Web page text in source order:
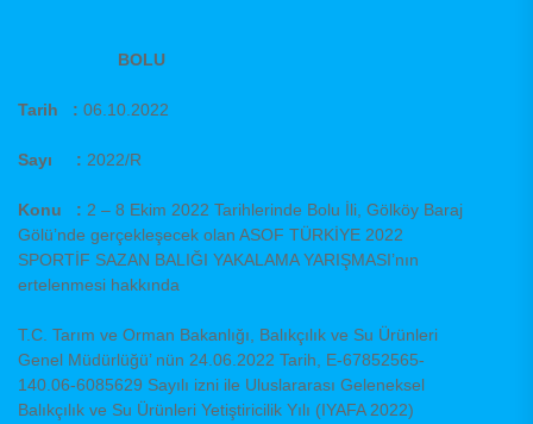
BOLU
Tarih : 06.10.2022
Sayı : 2022/R
Konu : 2 – 8 Ekim 2022 Tarihlerinde Bolu İli, Gölköy Baraj
Gölü’nde gerçekleşecek olan ASOF TÜRKİYE 2022
SPORTİF SAZAN BALIĞI YAKALAMA YARIŞMASI’nın
ertelenmesi hakkında
T.C. Tarım ve Orman Bakanlığı, Balıkçılık ve Su Ürünleri
Genel Müdürlüğü’ nün 24.06.2022 Tarih, E-67852565-
140.06-6085629 Sayılı izni ile Uluslararası Geleneksel
Balıkçılık ve Su Ürünleri Yetiştiricilik Yılı (IYAFA 2022)